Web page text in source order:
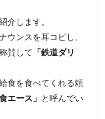
介します。
ウンスを耳コピし、
賛して 「鉄道ダリ
食を食べてくれる頼
エース」 と呼んでい